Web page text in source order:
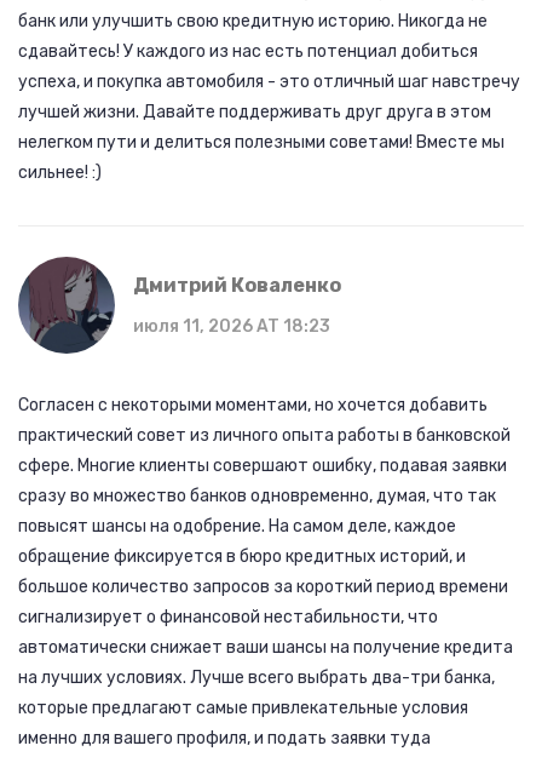
банк или улучшить свою кредитную историю. Никогда не
сдавайтесь! У каждого из нас есть потенциал добиться
успеха, и покупка автомобиля - это отличный шаг навстречу
лучшей жизни. Давайте поддерживать друг друга в этом
нелегком пути и делиться полезными советами! Вместе мы
сильнее! :)
Дмитрий Коваленко
июля 11, 2026 AT 18:23
Согласен с некоторыми моментами, но хочется добавить
практический совет из личного опыта работы в банковской
сфере. Многие клиенты совершают ошибку, подавая заявки
сразу во множество банков одновременно, думая, что так
повысят шансы на одобрение. На самом деле, каждое
обращение фиксируется в бюро кредитных историй, и
большое количество запросов за короткий период времени
сигнализирует о финансовой нестабильности, что
автоматически снижает ваши шансы на получение кредита
на лучших условиях. Лучше всего выбрать два-три банка,
которые предлагают самые привлекательные условия
именно для вашего профиля, и подать заявки туда